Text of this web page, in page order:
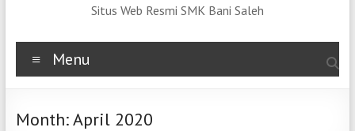
Situs Web Resmi SMK Bani Saleh
Menu
Month:April 2020